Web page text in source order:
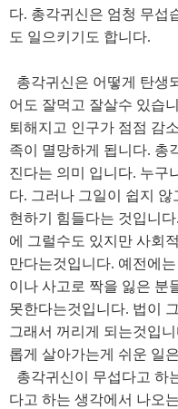
다. 총각귀신은 엄청 무섭
도 일으키기도 합니다.
총각귀신은 어떻게 탄생
어도 잘먹고 잘살수 있습
퇴해지고 인구가 점점 감
족이 멸망하게 됩니다. 총
진다는 의미 입니다. 누구
다. 그러나 그일이 쉽지
현하기 힘들다는 것입니
에 그럴수도 있지만 사회
만다는것입니다. 예전에
이나 사고로 짝을 잃은 분
못한다는것입니다. 법이
그래서 꺼리게 되는것입
롭게 살아가는게 쉬운 일
총각귀신이 무섭다고 하
다고 하는 생각에서 나오